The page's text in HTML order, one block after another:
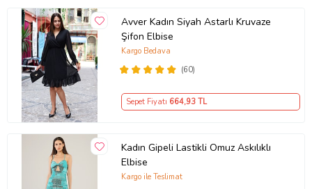
Avver Kadın Siyah Astarlı Kruvaze
Şifon Elbise
(60)
Kargo Bedava
Sepet Fiyatı 664,93 TL
Kadın Gipeli Lastikli Omuz Askılıklı
Elbise
Kargo ile Teslimat